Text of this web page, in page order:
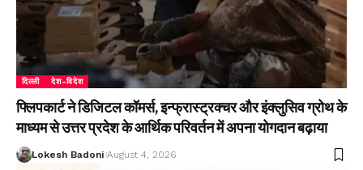
दिल्ली देश-विदेश
फ्लिपकार्ट ने डिजिटल कॉमर्स, इन्फ्रास्ट्रक्चर और इंक्लुसिव ग्रोथ के
माध्यम से उत्तर प्रदेश के आर्थिक परिवर्तन में अपना योगदान बढ़ाया
Lokesh Badoni August 4, 2026